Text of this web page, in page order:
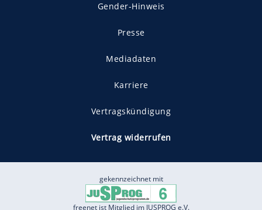
Gender-Hinweis
Presse
Mediadaten
Karriere
Vertragskündigung
Vertrag widerrufen
gekennzeichnet mit
freenet ist Mitglied im JUSPROG e.V.